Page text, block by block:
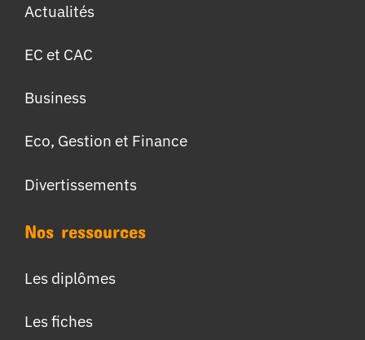
Actualités
EC et CAC
Business
Eco, Gestion et Finance
Divertissements
Nos ressources
Les diplômes
Les fiches